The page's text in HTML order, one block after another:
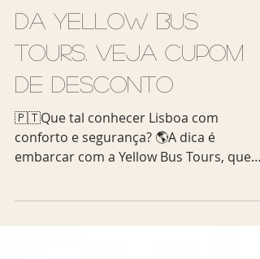
Em Lisboa o passeio
da Yellow Bus
Tours. Veja cupom
de desconto
🇵🇹Que tal conhecer Lisboa com
embarcar com a Yellow Bus Tours, que